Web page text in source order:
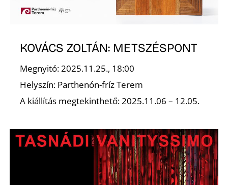
KOVÁCS ZOLTÁN: METSZÉSPONT
Megnyitó: 2025.11.25., 18:00
Helyszín: Parthenón-fríz Terem
A kiállítás megtekinthető: 2025.11.06 – 12.05.